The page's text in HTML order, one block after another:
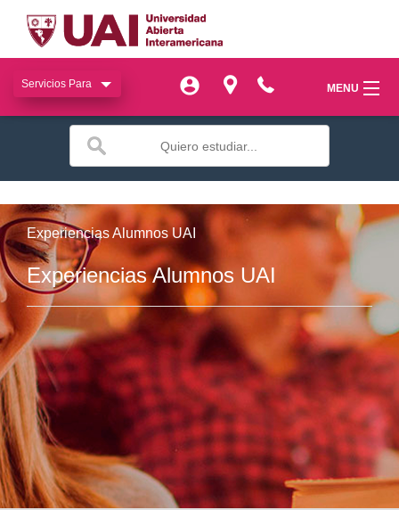
Servicios Para MENU
miUAI
Facultades
Bienestar
Publicaciones
Transferencia
Investigación
Docencia
Servicios Para MENU
Facultades
Bienestar
Publicaciones
Transferencia
Investigación
Docencia
Experiencias Alumnos UAI
Experiencias Alumnos UAI